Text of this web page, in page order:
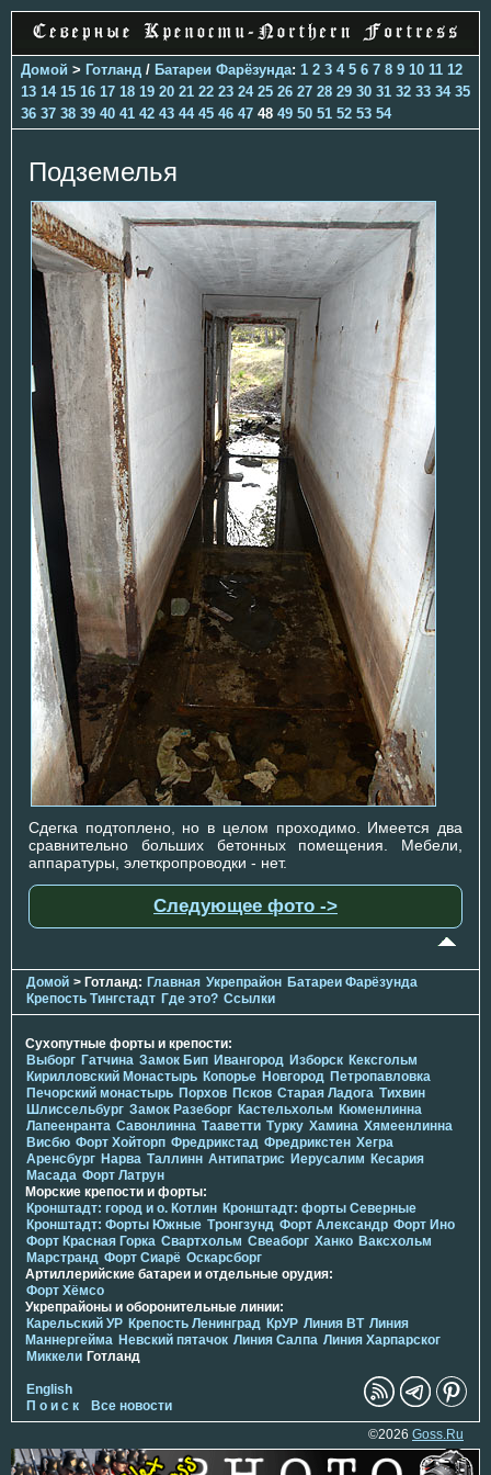
Домой > Готланд / Батареи Фарёзунда: 1 2 3 4 5 6 7 8 9 10 11 12
13 14 15 16 17 18 19 20 21 22 23 24 25 26 27 28 29 30 31 32 33 34 35
36 37 38 39 40 41 42 43 44 45 46 47 48 49 50 51 52 53 54
Подземелья
Сдегка подтоплено, но в целом проходимо. Имеется два
сравнительно больших бетонных помещения. Мебели,
аппаратуры, элеткропроводки - нет.
Следующее фото ->
Домой > Готланд: Главная Укрепрайон Батареи Фарёзунда
Крепость Тингстадт Где это? Ссылки
Сухопутные форты и крепости:
Выборг Гатчина Замок Бип Ивангород Изборск Кексгольм
Кирилловский Монастырь Копорье Новгород Петропавловка
Печорcкий монастырь Порхов Псков Старая Ладога Тихвин
Шлиссельбург Замок Разеборг Кастельхольм Кюменлинна
Лапеенранта Савонлинна Тааветти Турку Хамина Хямеенлинна
Висбю Форт Хойторп Фредрикстад Фредрикстен Хегра
Аренсбург Нарва Таллинн Антипатрис Иерусалим Кесария
Масада Форт Латрун
Морские крепости и форты:
Кронштадт: город и о. Котлин Кронштадт: форты Северные
Кронштадт: Форты Южные Тронгзунд Форт Александр Форт Ино
Форт Красная Горка Свартхольм Свеаборг Ханко Ваксхольм
Марстранд Форт Сиарё Оскарсборг
Артиллерийские батареи и отдельные орудия:
Форт Хёмсо
Укрепрайоны и оборонительные линии:
Карельский УР Крепость Ленинград КрУР Линия ВТ Линия
Маннергейма Невский пятачок Линия Салпа Линия Харпарског
Миккели Готланд
English
П о и с к
Все новости
©2026 Goss.Ru